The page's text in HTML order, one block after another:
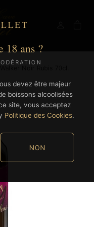
18 ans ?
devez être majeur
boissons alcoolisées
site, vous acceptez
Politique des Cookies.
NON